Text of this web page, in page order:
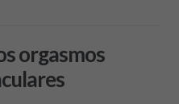
orgasmos